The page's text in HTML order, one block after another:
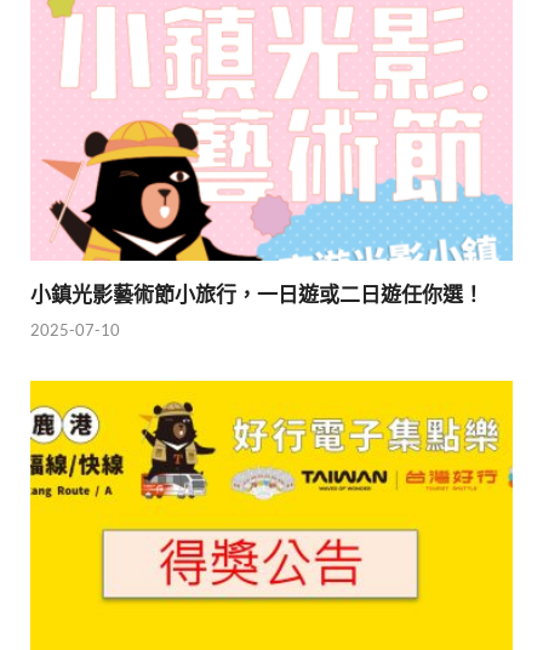
小鎮光影藝術節小旅行，一日遊或二日遊任你選！
2025-07-10